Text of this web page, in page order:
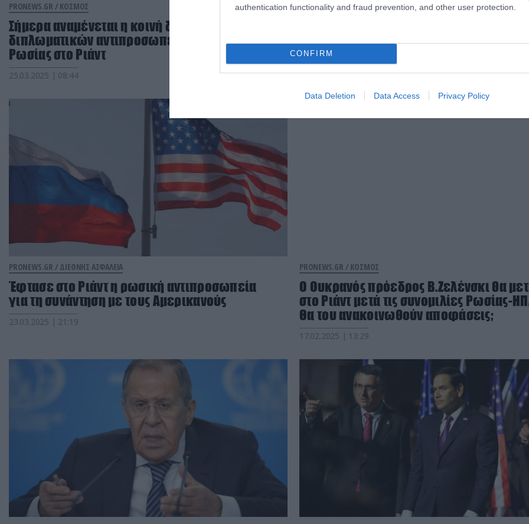
authentication functionality and fraud prevention, and other user protection.
CONFIRM
Data Deletion Data Access Privacy Policy
PRONEWS.GR / ΚΟΣΜΟΣ
Σήμερα αναμένεται η κοινή δήλωση των
διπλωματικών αντιπροσωπειών ΗΠΑ-
Ρωσίας στο Ριάντ
25.03.2025 | 08:44
PRONEWS.GR / ΔΙΕΘΝΗΣ ΠΟΛΙΤΙΚΗ
ΗΠΑ – Ρωσίας στο Ριάντ
24.03.2025 | 10:07
PRONEWS.GR / ΔΙΕΘΝΗΣ ΑΣΦΑΛΕΙΑ
Έφτασε στο Ριάντ η ρωσική αντιπροσωπεία
για τη συνάντηση με τους Αμερικανούς
23.03.2025 | 21:19
PRONEWS.GR / ΚΟΣΜΟΣ
Ο Ουκρανός πρόεδρος Β.Ζελένσκι θα
στο Ριάντ μετά τις συνομιλίες Ρωσίας-
Θα του ανακοινωθούν αποφάσεις;
17.02.2025 | 13:29